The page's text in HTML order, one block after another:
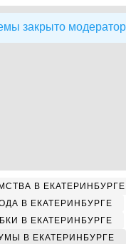
закрыто
В ЕКАТЕРИНБУРГЕ
В ЕКАТЕРИНБУРГЕ
В ЕКАТЕРИНБУРГЕ
В ЕКАТЕРИНБУРГЕ